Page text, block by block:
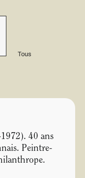
Tous
40 ans
Peintre-